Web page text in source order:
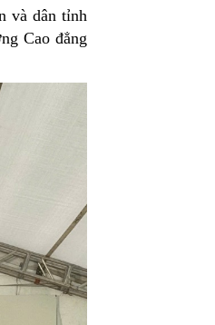
và dân tỉnh
Cao đẳng